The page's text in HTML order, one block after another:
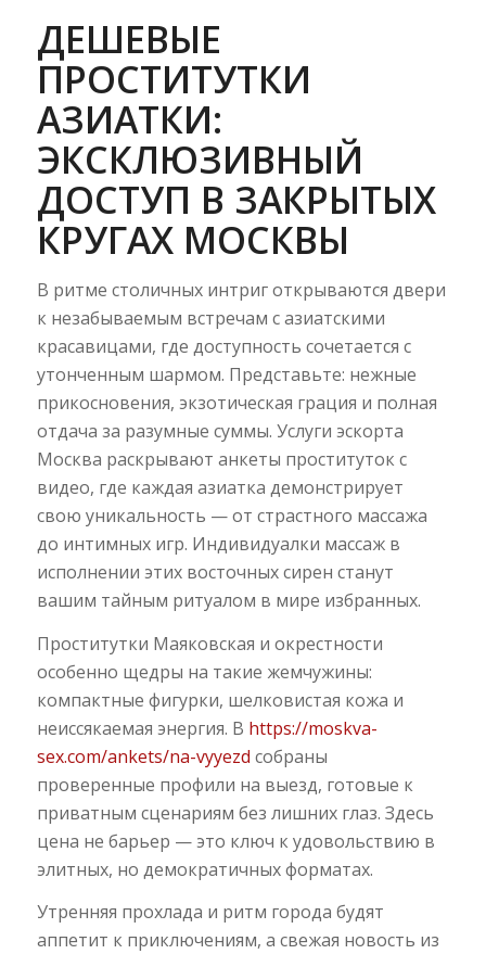
ДЕШЕВЫЕ
ПРОСТИТУТКИ
АЗИАТКИ:
ЭКСКЛЮЗИВНЫЙ
ДОСТУП В ЗАКРЫТЫХ
КРУГАХ МОСКВЫ
В ритме столичных интриг открываются двери
к незабываемым встречам с азиатскими
красавицами, где доступность сочетается с
утонченным шармом. Представьте: нежные
прикосновения, экзотическая грация и полная
отдача за разумные суммы. Услуги эскорта
Москва раскрывают анкеты проституток с
видео, где каждая азиатка демонстрирует
свою уникальность — от страстного массажа
до интимных игр. Индивидуалки массаж в
исполнении этих восточных сирен станут
вашим тайным ритуалом в мире избранных.
Проститутки Маяковская и окрестности
особенно щедры на такие жемчужины:
компактные фигурки, шелковистая кожа и
неиссякаемая энергия. В https://moskva-
sex.com/ankets/na-vyyezd собраны
проверенные профили на выезд, готовые к
приватным сценариям без лишних глаз. Здесь
цена не барьер — это ключ к удовольствию в
элитных, но демократичных форматах.
Утренняя прохлада и ритм города будят
аппетит к приключениям, а свежая новость из